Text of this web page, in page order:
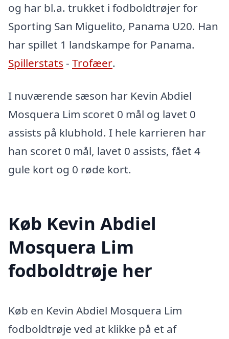
og har bl.a. trukket i fodboldtrøjer for
Sporting San Miguelito, Panama U20. Han
har spillet 1 landskampe for Panama.
Spillerstats - Trofæer.
I nuværende sæson har Kevin Abdiel
Mosquera Lim scoret 0 mål og lavet 0
assists på klubhold. I hele karrieren har
han scoret 0 mål, lavet 0 assists, fået 4
gule kort og 0 røde kort.
Køb Kevin Abdiel
Mosquera Lim
fodboldtrøje her
Køb en Kevin Abdiel Mosquera Lim
fodboldtrøje ved at klikke på et af